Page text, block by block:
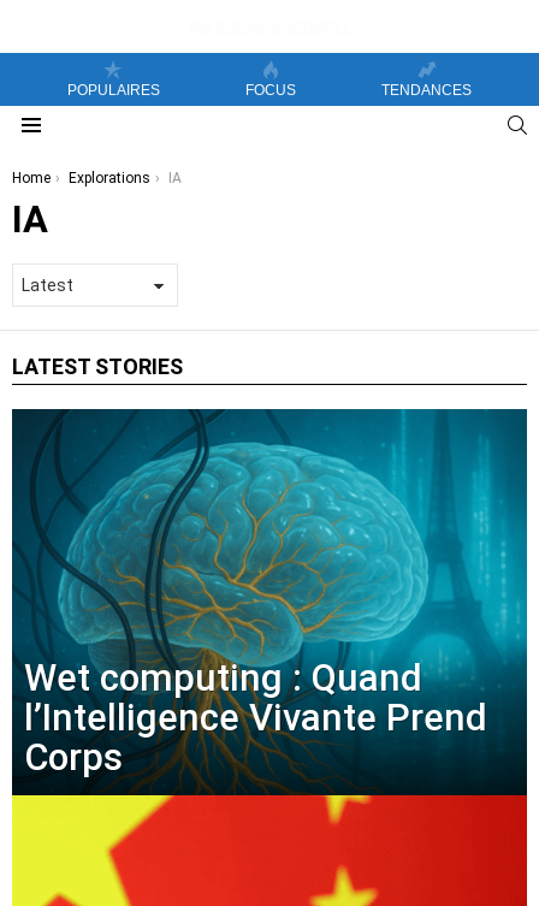
POPULAIRES FOCUS TENDANCES
You are here:
Home Explorations IA
IA
LATEST STORIES
Wet computing : Quand
l’Intelligence Vivante Prend
Corps